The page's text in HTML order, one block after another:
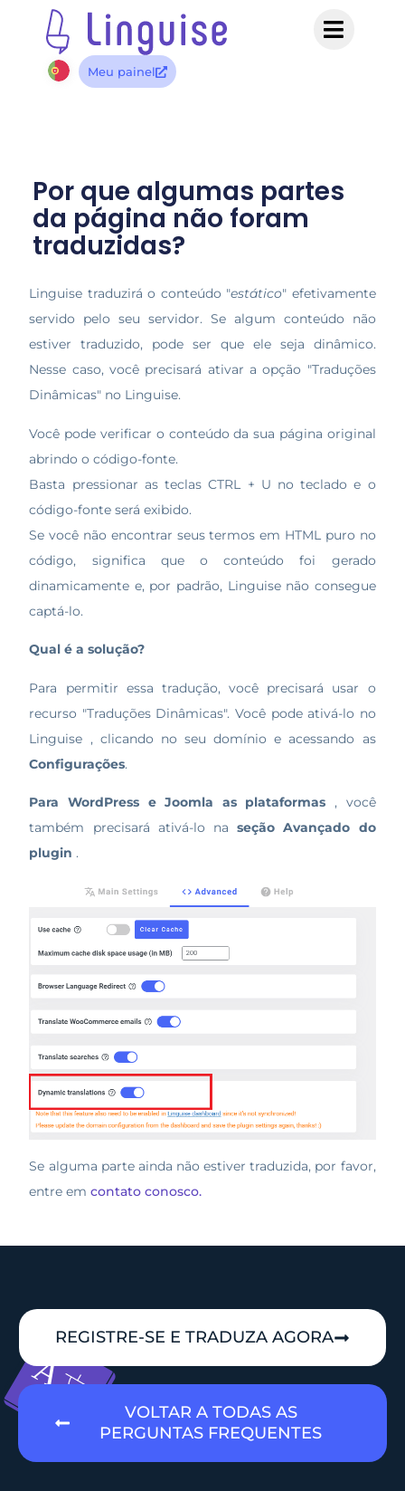
Meu painel
Por que algumas partes
da página não foram
traduzidas?
Linguise traduzirá o conteúdo "estático" efetivamente
servido pelo seu servidor. Se algum conteúdo não
estiver traduzido, pode ser que ele seja dinâmico.
Nesse caso, você precisará ativar a opção "Traduções
Dinâmicas" no Linguise.
Você pode verificar o conteúdo da sua página original
abrindo o código-fonte.
Basta pressionar as teclas CTRL + U no teclado e o
código-fonte será exibido.
Se você não encontrar seus termos em HTML puro no
código, significa que o conteúdo foi gerado
dinamicamente e, por padrão, Linguise não consegue
captá-lo.
Qual é a solução?
Para permitir essa tradução, você precisará usar o
recurso "Traduções Dinâmicas". Você pode ativá-lo no
Linguise , clicando no seu domínio e acessando as
Configurações.
Para WordPress e Joomla as plataformas , você
também precisará ativá-lo naseção Avançado do
plugin .
Se alguma parte ainda não estiver traduzida, por favor,
entre emcontato conosco.
REGISTRE-SE E TRADUZA AGORA
VOLTAR A TODAS AS
PERGUNTAS FREQUENTES